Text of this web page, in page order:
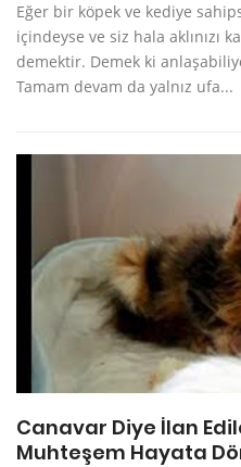
Eğer bir köpek ve kediye
içindeyse ve siz hala aklınızı
demektir. Demek ki
Tamam devam da yalnız ufa...
Canavar Diye İlan
Muhteşem Hayata